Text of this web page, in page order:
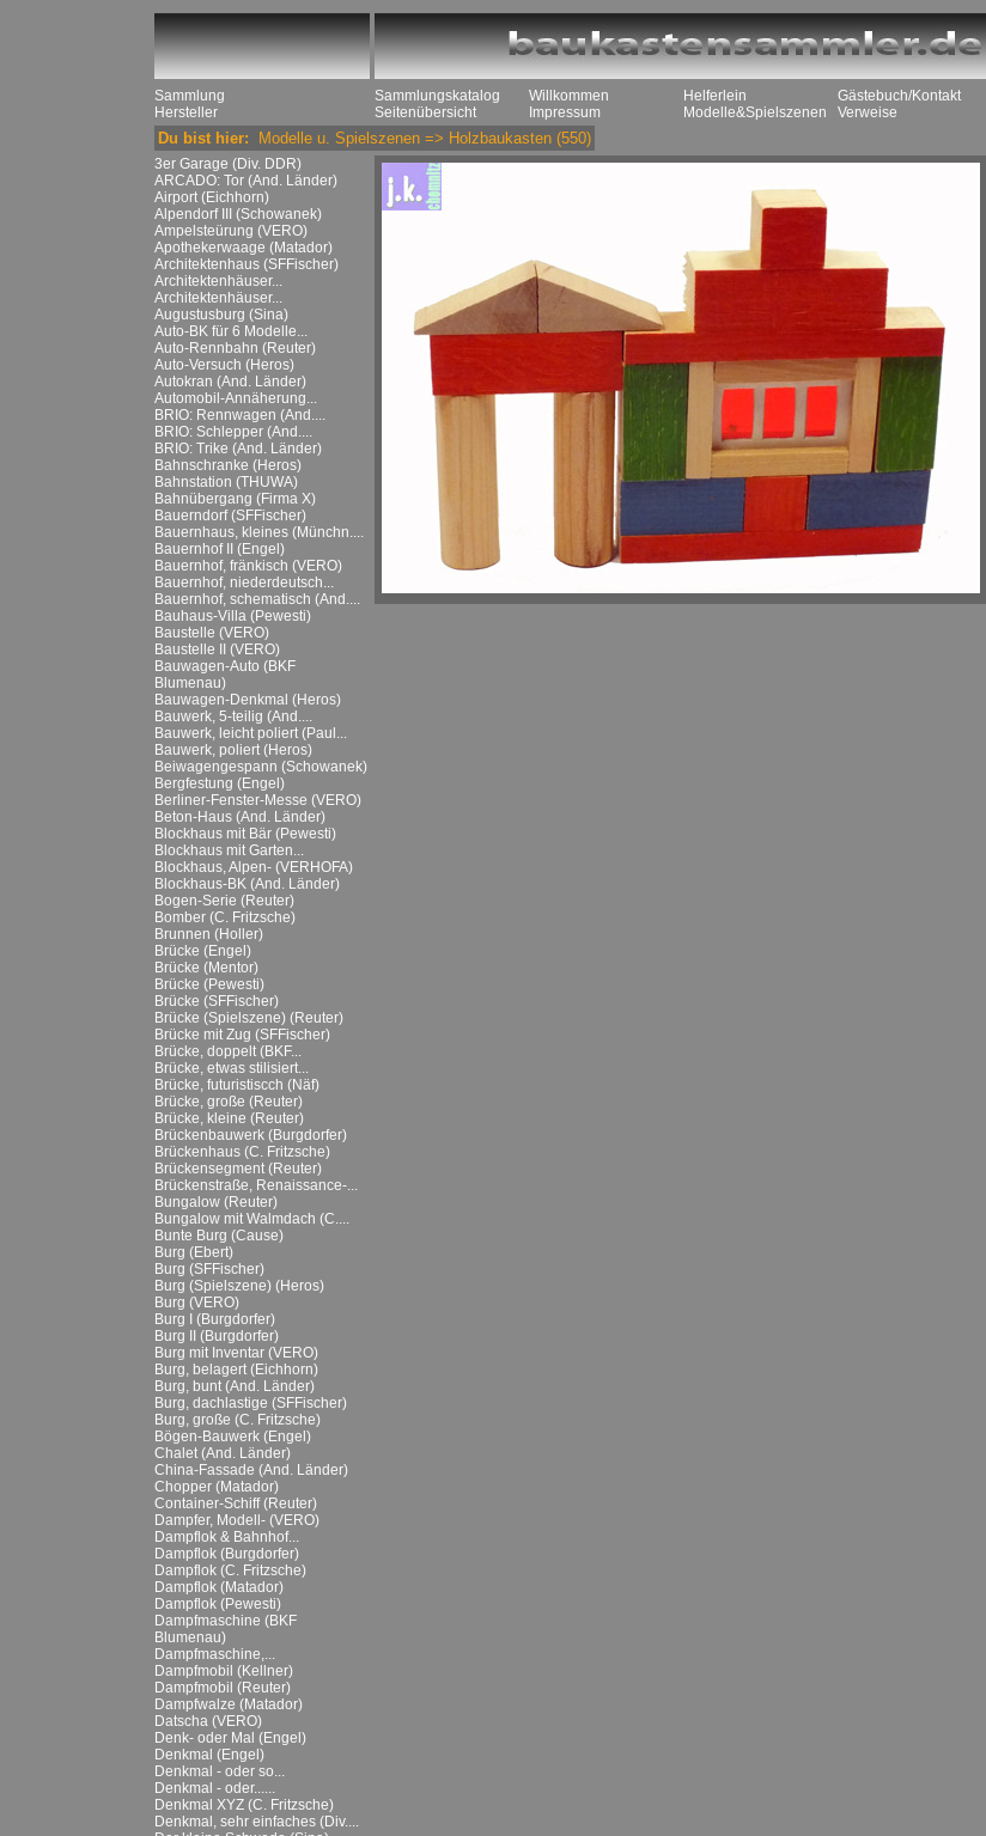
Sammlung
Hersteller
Sammlungskatalog
Seitenübersicht
Willkommen
Impressum
Helferlein
Modelle&Spielszenen
Gästebuch/Kontakt
Verweise
Du bist hier: Modelle u. Spielszenen => Holzbaukasten (550)
3er Garage (Div. DDR)
ARCADO: Tor (And. Länder)
Airport (Eichhorn)
Alpendorf III (Schowanek)
Ampelsteürung (VERO)
Apothekerwaage (Matador)
Architektenhaus (SFFischer)
Architektenhäuser...
Architektenhäuser...
Augustusburg (Sina)
Auto-BK für 6 Modelle...
Auto-Rennbahn (Reuter)
Auto-Versuch (Heros)
Autokran (And. Länder)
Automobil-Annäherung...
BRIO: Rennwagen (And....
BRIO: Schlepper (And....
BRIO: Trike (And. Länder)
Bahnschranke (Heros)
Bahnstation (THUWA)
Bahnübergang (Firma X)
Bauerndorf (SFFischer)
Bauernhaus, kleines (Münchn....
Bauernhof II (Engel)
Bauernhof, fränkisch (VERO)
Bauernhof, niederdeutsch...
Bauernhof, schematisch (And....
Bauhaus-Villa (Pewesti)
Baustelle (VERO)
Baustelle II (VERO)
Bauwagen-Auto (BKF
Blumenau)
Bauwagen-Denkmal (Heros)
Bauwerk, 5-teilig (And....
Bauwerk, leicht poliert (Paul...
Bauwerk, poliert (Heros)
Beiwagengespann (Schowanek)
Bergfestung (Engel)
Berliner-Fenster-Messe (VERO)
Beton-Haus (And. Länder)
Blockhaus mit Bär (Pewesti)
Blockhaus mit Garten...
Blockhaus, Alpen- (VERHOFA)
Blockhaus-BK (And. Länder)
Bogen-Serie (Reuter)
Bomber (C. Fritzsche)
Brunnen (Holler)
Brücke (Engel)
Brücke (Mentor)
Brücke (Pewesti)
Brücke (SFFischer)
Brücke (Spielszene) (Reuter)
Brücke mit Zug (SFFischer)
Brücke, doppelt (BKF...
Brücke, etwas stilisiert...
Brücke, futuristiscch (Näf)
Brücke, große (Reuter)
Brücke, kleine (Reuter)
Brückenbauwerk (Burgdorfer)
Brückenhaus (C. Fritzsche)
Brückensegment (Reuter)
Brückenstraße, Renaissance-...
Bungalow (Reuter)
Bungalow mit Walmdach (C....
Bunte Burg (Cause)
Burg (Ebert)
Burg (SFFischer)
Burg (Spielszene) (Heros)
Burg (VERO)
Burg I (Burgdorfer)
Burg II (Burgdorfer)
Burg mit Inventar (VERO)
Burg, belagert (Eichhorn)
Burg, bunt (And. Länder)
Burg, dachlastige (SFFischer)
Burg, große (C. Fritzsche)
Bögen-Bauwerk (Engel)
Chalet (And. Länder)
China-Fassade (And. Länder)
Chopper (Matador)
Container-Schiff (Reuter)
Dampfer, Modell- (VERO)
Dampflok & Bahnhof...
Dampflok (Burgdorfer)
Dampflok (C. Fritzsche)
Dampflok (Matador)
Dampflok (Pewesti)
Dampfmaschine (BKF
Blumenau)
Dampfmaschine,...
Dampfmobil (Kellner)
Dampfmobil (Reuter)
Dampfwalze (Matador)
Datscha (VERO)
Denk- oder Mal (Engel)
Denkmal (Engel)
Denkmal - oder so...
Denkmal - oder......
Denkmal XYZ (C. Fritzsche)
Denkmal, sehr einfaches (Div....